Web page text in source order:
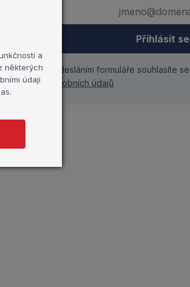
Přihlásit se
Odesláním formuláře souhlasíte se
osobních údajů
a
některých
údaji